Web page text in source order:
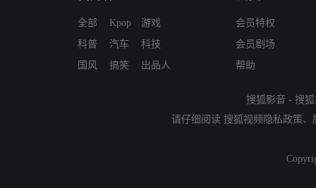
全部
科普
国风
Kpop
汽车
搞笑
游戏
科技
出品人
会员特权
会员剧场
帮助
搜狐影音 - 搜
请仔细阅读 搜狐视频隐私政策、